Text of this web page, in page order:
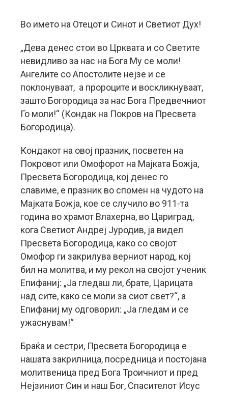
Во името на Отецот и Синот и Светиот Дух!
„Дева денес стои во Црквата и со Светите
невидливо за нас на Бога Му се моли!
Ангелите со Апостолите нејзе и се
поклонуваат, а пророците и воскликнуваат,
зашто Богородица за нас Бога Предвечниот
Го моли!“ (Кондак на Покров на Пресвета
Богородица).
Кондакот на овој празник, посветен на
Покровот или Омофорот на Мајката Божја,
Пресвета Богородица, кој денес го
славиме, е празник во спомен на чудото на
Мајката Божја, кое се случило во 911-та
година во храмот Влахерна, во Цариград,
кога Светиот Андреј Јуродив, ја видел
Пресвета Богородица, како со својот
Омофор ги закрилува верниот народ, кој
бил на молитва, и му рекол на својот ученик
Епифаниј: „Ја гледаш ли, брате, Царицата
над сите, како се моли за сиот свет?“, а
Епифаниј му одговорил: „Ја гледам и се
ужаснувам!“
Браќа и сестри, Пресвета Богородица е
нашата закрилница, посредница и постојана
молитвеница пред Бога Троичниот и пред
Нејзиниот Син и наш Бог, Спасителот Исус